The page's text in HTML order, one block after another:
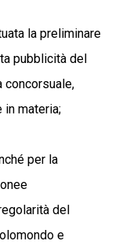
la preliminare
pubblicità del
concorsuale,
in materia;
per la
del
e